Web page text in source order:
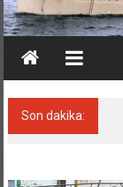
Son dakika: